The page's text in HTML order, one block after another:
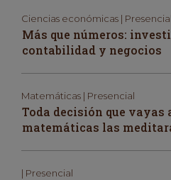
Ciencias económicas | Presencial
Más que números:
contabilidad y negocios
Matemáticas | Presencial
Toda decisión que vayas
matemáticas las
| Presencial